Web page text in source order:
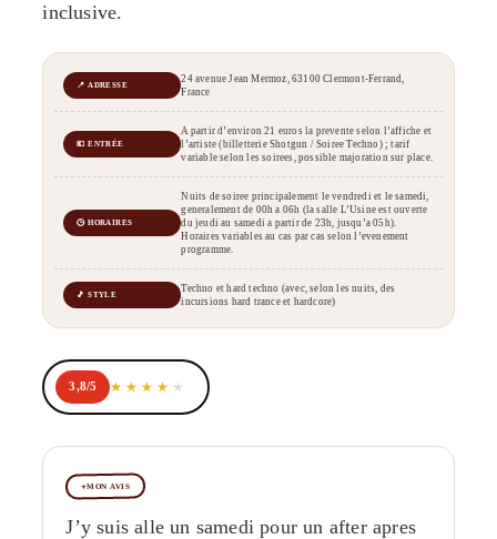
inclusive.
📍 ADRESSE
24 avenue Jean Mermoz, 63100 Clermont-Ferrand,
France
💶 ENTRÉE
A partir d’environ 21 euros la prevente selon l’affiche et
l’artiste (billetterie Shotgun / Soiree Techno) ; tarif
variable selon les soirees, possible majoration sur place.
🕒 HORAIRES
Nuits de soiree principalement le vendredi et le samedi,
generalement de 00h a 06h (la salle L’Usine est ouverte
du jeudi au samedi a partir de 23h, jusqu’a 05h).
Horaires variables au cas par cas selon l’evenement
programme.
🎵 STYLE
Techno et hard techno (avec, selon les nuits, des
incursions hard trance et hardcore)
3,8/5
MON AVIS
J’y suis alle un samedi pour un after apres